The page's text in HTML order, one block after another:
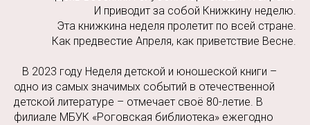
И приводит за собой Книжкину неделю.
Эта книжкина неделя пролетит по всей стране.
Как предвестие Апреля, как приветствие Весне.
В 2023 году Неделя детской и юношеской книги –
одно из самых значимых событий в отечественной
детской литературе – отмечает своё 80-летие. В
филиале МБУК «Роговская библиотека» ежегодно